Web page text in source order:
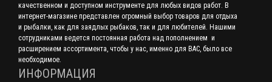
качественном и доступном инструменте для любых видов работ. В
интернет-магазине представлен огромный выбор товаров для отдыха
и рыбалки, как для заядлых рыбаков, так и для любителей. Нашими
сотрудниками ведется постоянная работа над пополнением и
расширением ассортимента, чтобы у нас, именно для ВАС, было все
необходимое.
ИНФОРМАЦИЯ